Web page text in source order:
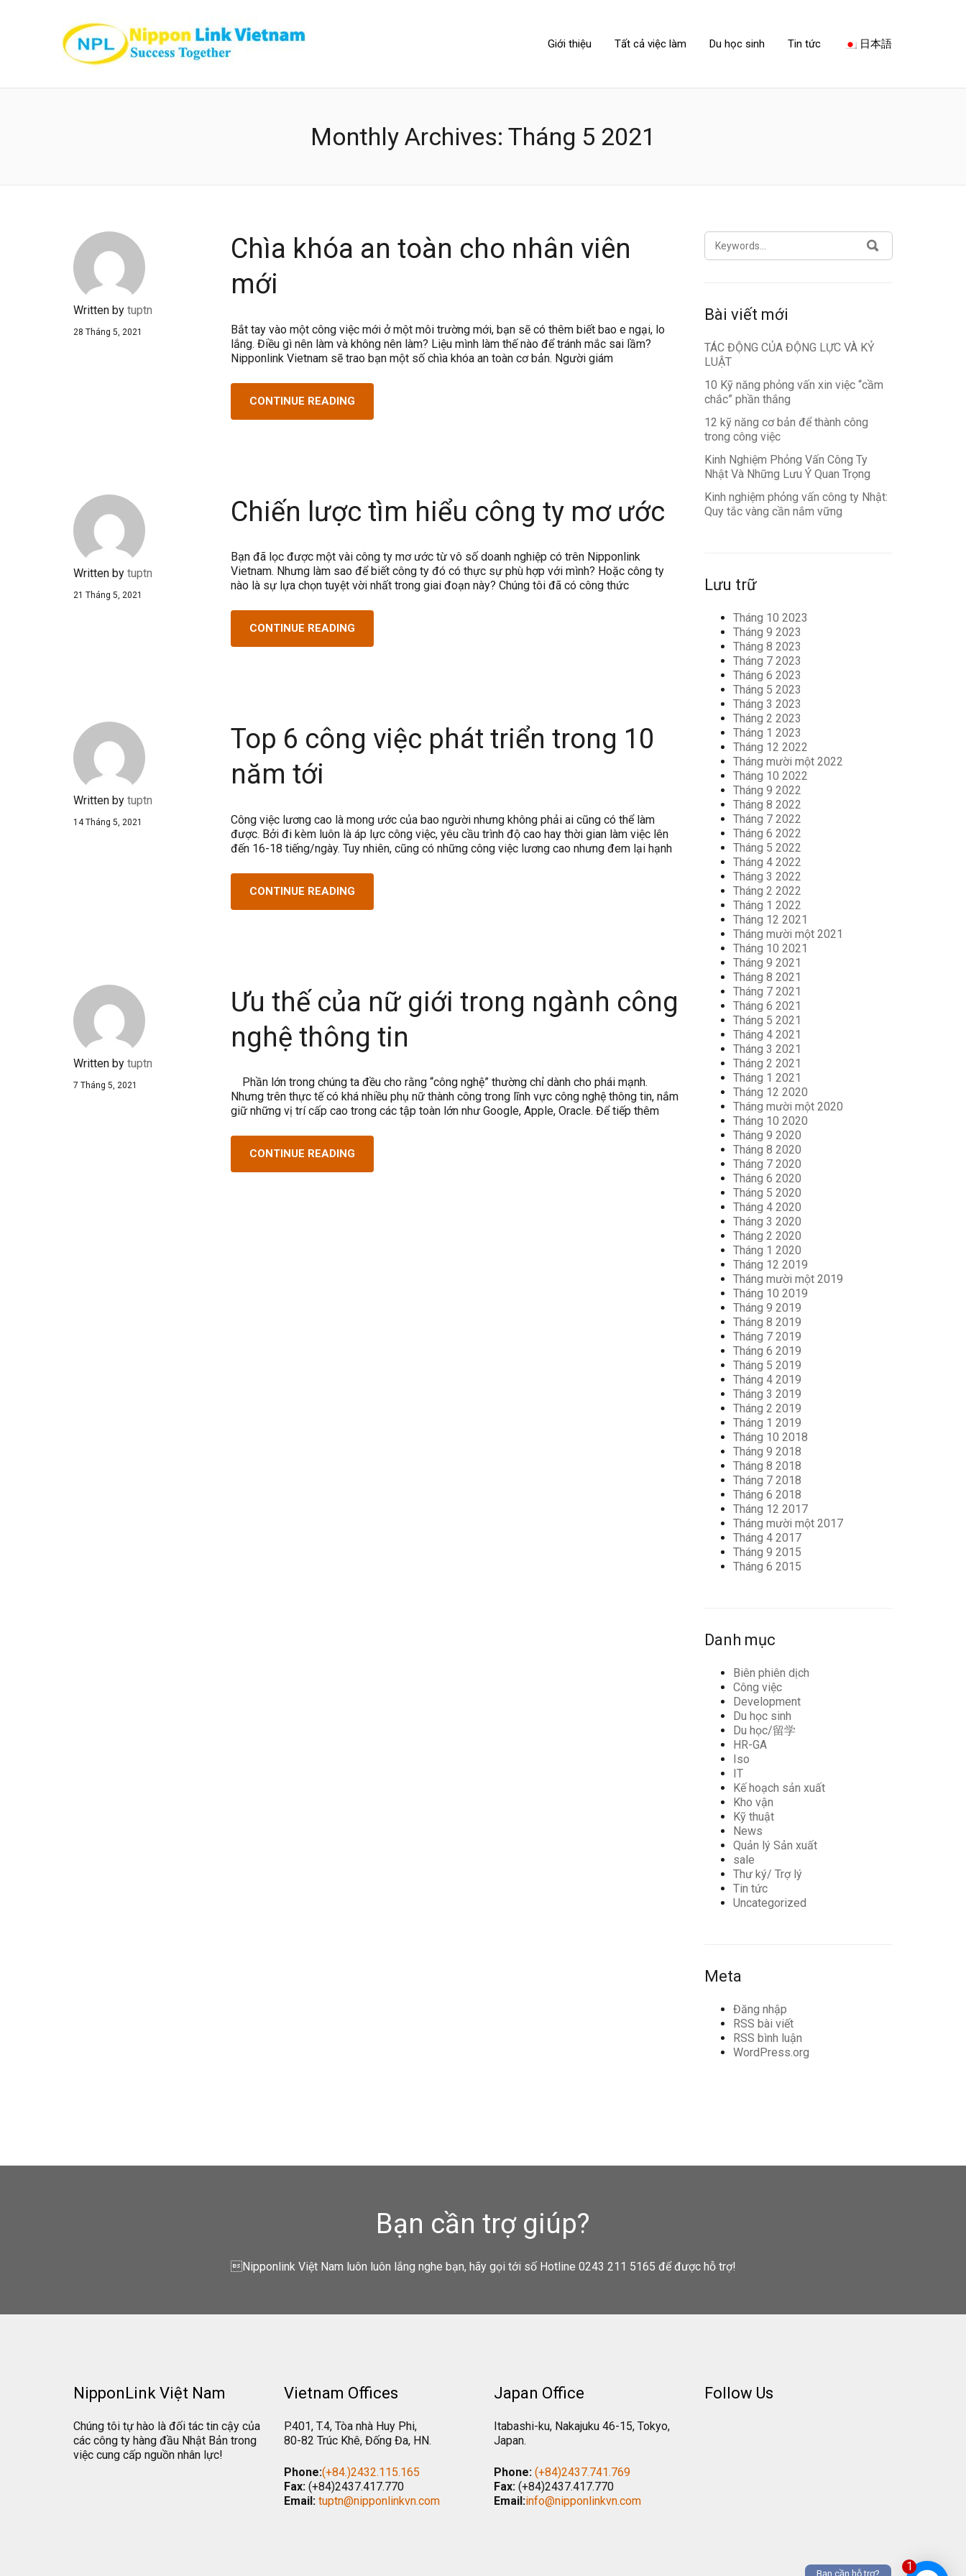
1
Bạn cần hỗ trợ?
Giới thiệu Tất cả việc làm Du học sinh Tin tức 日本語
Monthly Archives: Tháng 5 2021
Written by tuptn
28 Tháng 5, 2021
Chìa khóa an toàn cho nhân viên
mới
Bắt tay vào một công việc mới ở một môi trường mới, bạn sẽ có thêm biết bao e ngại, lo
lắng. Điều gì nên làm và không nên làm? Liệu mình làm thế nào để tránh mắc sai lầm?
Nipponlink Vietnam sẽ trao bạn một số chìa khóa an toàn cơ bản. Người giám
CONTINUE READING
Written by tuptn
21 Tháng 5, 2021
Chiến lược tìm hiểu công ty mơ ước
Bạn đã lọc được một vài công ty mơ ước từ vô số doanh nghiệp có trên Nipponlink
Vietnam. Nhưng làm sao để biết công ty đó có thực sự phù hợp với mình? Hoặc công ty
nào là sự lựa chọn tuyệt vời nhất trong giai đoạn này? Chúng tôi đã có công thức
CONTINUE READING
Written by tuptn
14 Tháng 5, 2021
Top 6 công việc phát triển trong 10
năm tới
Công việc lương cao là mong ước của bao người nhưng không phải ai cũng có thể làm
được. Bởi đi kèm luôn là áp lực công việc, yêu cầu trình độ cao hay thời gian làm việc lên
đến 16-18 tiếng/ngày. Tuy nhiên, cũng có những công việc lương cao nhưng đem lại hạnh
CONTINUE READING
Written by tuptn
7 Tháng 5, 2021
Ưu thế của nữ giới trong ngành công
nghệ thông tin
Phần lớn trong chúng ta đều cho rằng “công nghệ” thường chỉ dành cho phái mạnh.
Nhưng trên thực tế có khá nhiều phụ nữ thành công trong lĩnh vực công nghệ thông tin, nắm
giữ những vị trí cấp cao trong các tập toàn lớn như Google, Apple, Oracle. Để tiếp thêm
CONTINUE READING
SEARCH
FOR:
Bài viết mới
TÁC ĐỘNG CỦA ĐỘNG LỰC VÀ KỶ
LUẬT
10 Kỹ năng phỏng vấn xin việc “cầm
chắc” phần thắng
12 kỹ năng cơ bản để thành công
trong công việc
Kinh Nghiệm Phỏng Vấn Công Ty
Nhật Và Những Lưu Ý Quan Trọng
Kinh nghiệm phỏng vấn công ty Nhật:
Quy tắc vàng cần nắm vững
Lưu trữ
Tháng 10 2023
Tháng 9 2023
Tháng 8 2023
Tháng 7 2023
Tháng 6 2023
Tháng 5 2023
Tháng 3 2023
Tháng 2 2023
Tháng 1 2023
Tháng 12 2022
Tháng mười một 2022
Tháng 10 2022
Tháng 9 2022
Tháng 8 2022
Tháng 7 2022
Tháng 6 2022
Tháng 5 2022
Tháng 4 2022
Tháng 3 2022
Tháng 2 2022
Tháng 1 2022
Tháng 12 2021
Tháng mười một 2021
Tháng 10 2021
Tháng 9 2021
Tháng 8 2021
Tháng 7 2021
Tháng 6 2021
Tháng 5 2021
Tháng 4 2021
Tháng 3 2021
Tháng 2 2021
Tháng 1 2021
Tháng 12 2020
Tháng mười một 2020
Tháng 10 2020
Tháng 9 2020
Tháng 8 2020
Tháng 7 2020
Tháng 6 2020
Tháng 5 2020
Tháng 4 2020
Tháng 3 2020
Tháng 2 2020
Tháng 1 2020
Tháng 12 2019
Tháng mười một 2019
Tháng 10 2019
Tháng 9 2019
Tháng 8 2019
Tháng 7 2019
Tháng 6 2019
Tháng 5 2019
Tháng 4 2019
Tháng 3 2019
Tháng 2 2019
Tháng 1 2019
Tháng 10 2018
Tháng 9 2018
Tháng 8 2018
Tháng 7 2018
Tháng 6 2018
Tháng 12 2017
Tháng mười một 2017
Tháng 4 2017
Tháng 9 2015
Tháng 6 2015
Danh mục
Biên phiên dịch
Công việc
Development
Du học sinh
Du học/留学
HR-GA
Iso
IT
Kế hoạch sản xuất
Kho vận
Kỹ thuật
News
Quản lý Sản xuất
sale
Thư ký/ Trợ lý
Tin tức
Uncategorized
Meta
Đăng nhập
RSS bài viết
RSS bình luận
WordPress.org
Bạn cần trợ giúp?
Nipponlink Việt Nam luôn luôn lắng nghe bạn, hãy gọi tới số Hotline 0243 211 5165 để được hỗ trợ!
NipponLink Việt Nam
Chúng tôi tự hào là đối tác tin cậy của
các công ty hàng đầu Nhật Bản trong
việc cung cấp nguồn nhân lực!
Vietnam Offices
P.401, T.4, Tòa nhà Huy Phi,
80-82 Trúc Khê, Đống Đa, HN.
Phone:(+84.)2432.115.165
Fax:(+84)2437.417.770
Email: tuptn@nipponlinkvn.com
Japan Office
Itabashi-ku, Nakajuku 46-15, Tokyo,
Japan.
Phone: (+84)2437.741.769
Fax: (+84)2437.417.770
Email:info@nipponlinkvn.com
Follow Us